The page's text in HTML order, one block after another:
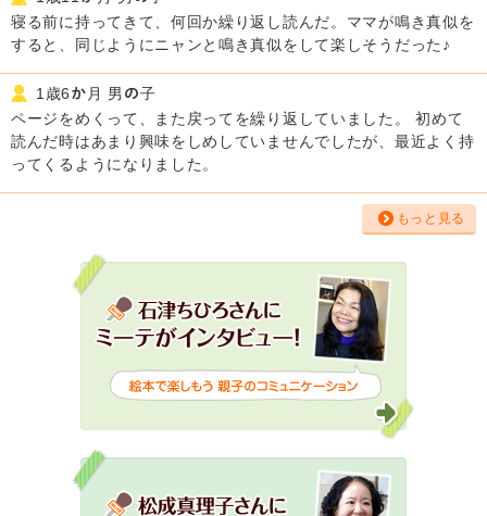
寝る前に持ってきて、何回か繰り返し読んだ。ママが鳴き真似を
すると、同じようにニャンと鳴き真似をして楽しそうだった♪
1歳6か月 男の子
ページをめくって、また戻ってを繰り返していました。 初めて
読んだ時はあまり興味をしめしていませんでしたが、最近よく持
ってくるようになりました。
もっと見る